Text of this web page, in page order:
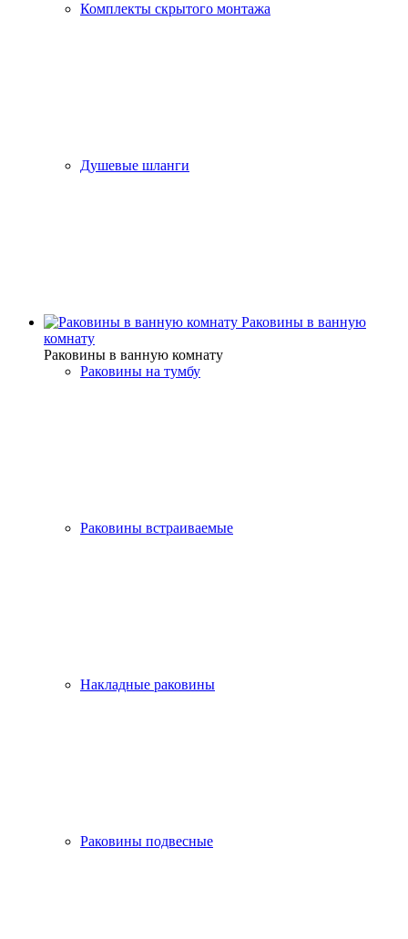
Комплекты скрытого монтажа
Душевые шланги
Раковины в ванную
комнату
Раковины в ванную комнату
Раковины на тумбу
Раковины встраиваемые
Накладные раковины
Раковины подвесные